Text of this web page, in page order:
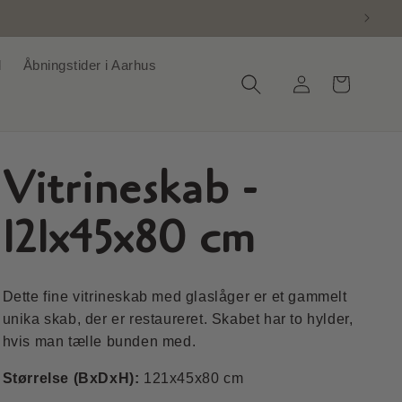
Åbningstider i Aarhus
Log
ind
Indkøbskurv
Vitrineskab -
121x45x80 cm
Dette fine vitrineskab med glaslåger er et gammelt
unika skab, der er restaureret. Skabet har to hylder,
hvis man tælle bunden med.
Størrelse (BxDxH): 121x45x80 cm